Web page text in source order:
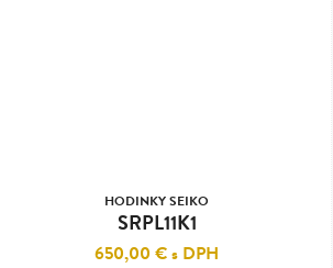
HODINKY SEIKO
SRPL11K1
650,00 €s DPH